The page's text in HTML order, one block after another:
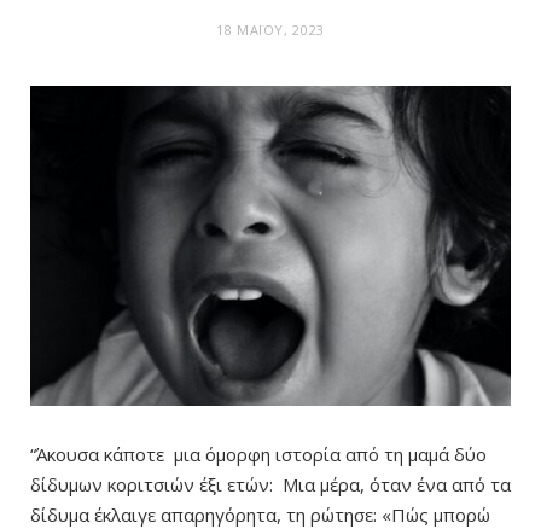
18 ΜΑΪ́ΟΥ, 2023
“Άκουσα κάποτε μια όμορφη ιστορία από τη μαμά δύο
δίδυμων κοριτσιών έξι ετών: Μια μέρα, όταν ένα από τα
δίδυμα έκλαιγε απαρηγόρητα, τη ρώτησε: «Πώς μπορώ